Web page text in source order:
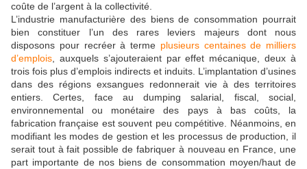
coûte de l’argent à la collectivité.
L’industrie manufacturière des biens de consommation pourrait
bien constituer l’un des rares leviers majeurs dont nous
disposons pour recréer à terme plusieurs centaines de milliers
d’emplois, auxquels s’ajouteraient par effet mécanique, deux à
trois fois plus d’emplois indirects et induits. L’implantation d’usines
dans des régions exsangues redonnerait vie à des territoires
entiers. Certes, face au dumping salarial, fiscal, social,
environnemental ou monétaire des pays à bas coûts, la
fabrication française est souvent peu compétitive. Néanmoins, en
modifiant les modes de gestion et les processus de production, il
serait tout à fait possible de fabriquer à nouveau en France, une
part importante de nos biens de consommation moyen/haut de